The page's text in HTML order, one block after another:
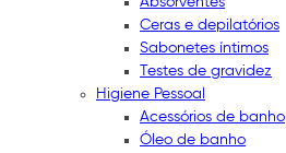
Ceras e depilatórios
Sabonetes íntimos
Testes de gravidez
Higiene Pessoal
Acessórios de banho
Óleo de banho